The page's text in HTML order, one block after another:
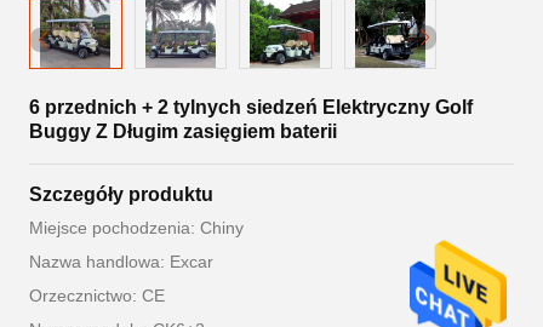
6 przednich + 2 tylnych siedzeń Elektryczny Golf
Buggy Z Długim zasięgiem baterii
Szczegóły produktu
Miejsce pochodzenia: Chiny
Nazwa handlowa: Excar
Orzecznictwo: CE